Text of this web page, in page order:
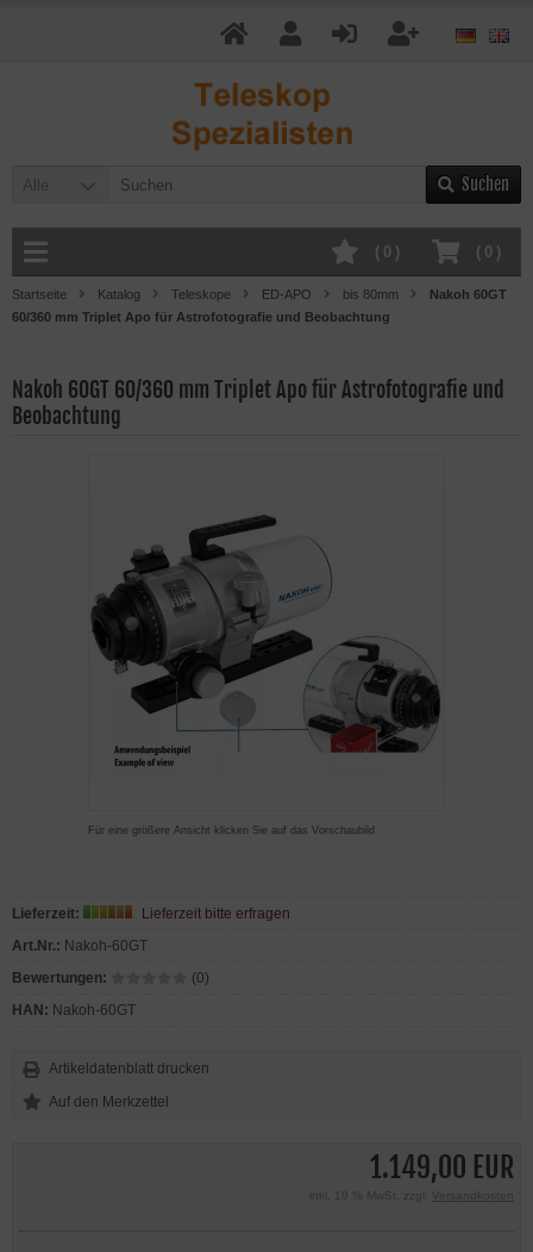
Alle Suchen
( 0 )
( 0 )
Startseite Katalog Teleskope ED-APO bis 80mm
Nakoh 60GT
60/360 mm Triplet Apo für Astrofotografie und Beobachtung
Nakoh 60GT 60/360 mm Triplet Apo für Astrofotografie und
Beobachtung
Für eine größere Ansicht klicken Sie auf das Vorschaubild
1.149,00 EUR
inkl. 19 % MwSt. zzgl. Versandkosten
Lieferzeit:
Lieferzeit bitte erfragen
Art.Nr.: Nakoh-60GT
Bewertungen:
(0)
HAN: Nakoh-60GT
Artikeldatenblatt drucken